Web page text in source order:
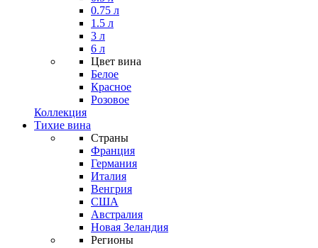
0.75 л
1.5 л
3 л
6 л
Цвет вина
Белое
Красное
Розовое
Коллекция
Тихие вина
Страны
Франция
Германия
Италия
Венгрия
США
Австралия
Новая Зеландия
Регионы